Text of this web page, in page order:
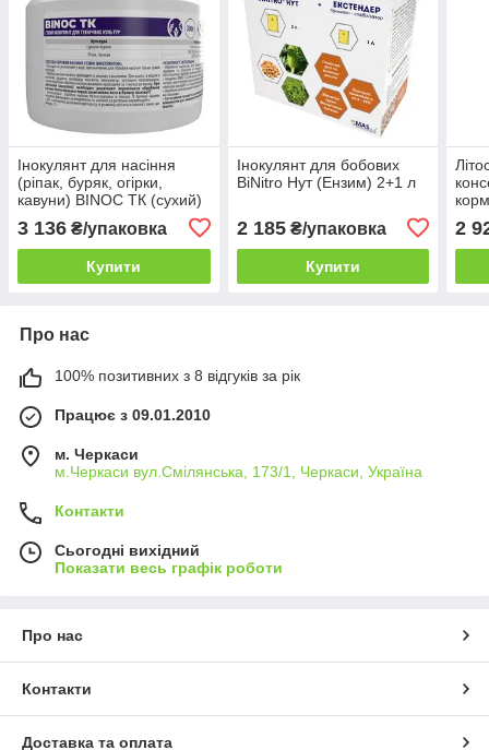
Інокулянт для насіння
(ріпак, буряк, огірки,
кавуни) BINOC ТК (сухий)
3 136 ₴/упаковка
Купити
Інокулянт для бобових
BiNitro Нут (Ензим) 2+1 л
2 185₴/упаковка
Купити
500
2
Про нас
100% позитивних з 8 відгуків за рік
Працює з 09.01.2010
м. Черкаси
м.Черкаси вул.Смілянська, 173/1, Черкаси, Україна
Контакти
Сьогодні вихідний
Показати весь графік роботи
Про нас
Контакти
Доставка та оплата